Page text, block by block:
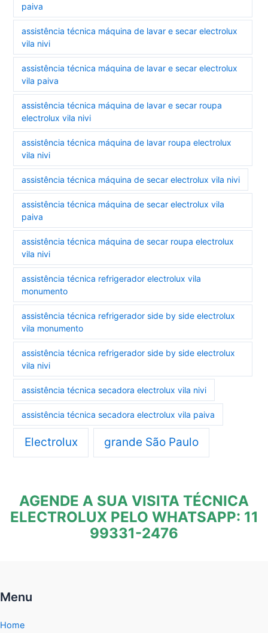
paiva
assistência técnica máquina de lavar e secar electrolux
vila nivi
assistência técnica máquina de lavar e secar electrolux
vila paiva
assistência técnica máquina de lavar e secar roupa
electrolux vila nivi
assistência técnica máquina de lavar roupa electrolux
vila nivi
assistência técnica máquina de secar electrolux vila nivi
assistência técnica máquina de secar electrolux vila
paiva
assistência técnica máquina de secar roupa electrolux
vila nivi
assistência técnica refrigerador electrolux vila
monumento
assistência técnica refrigerador side by side electrolux
vila monumento
assistência técnica refrigerador side by side electrolux
vila nivi
assistência técnica secadora electrolux vila nivi
assistência técnica secadora electrolux vila paiva
Electrolux grande São Paulo
AGENDE A SUA VISITA TÉCNICA
ELECTROLUX PELO WHATSAPP: 11
99331-2476
Menu
Home